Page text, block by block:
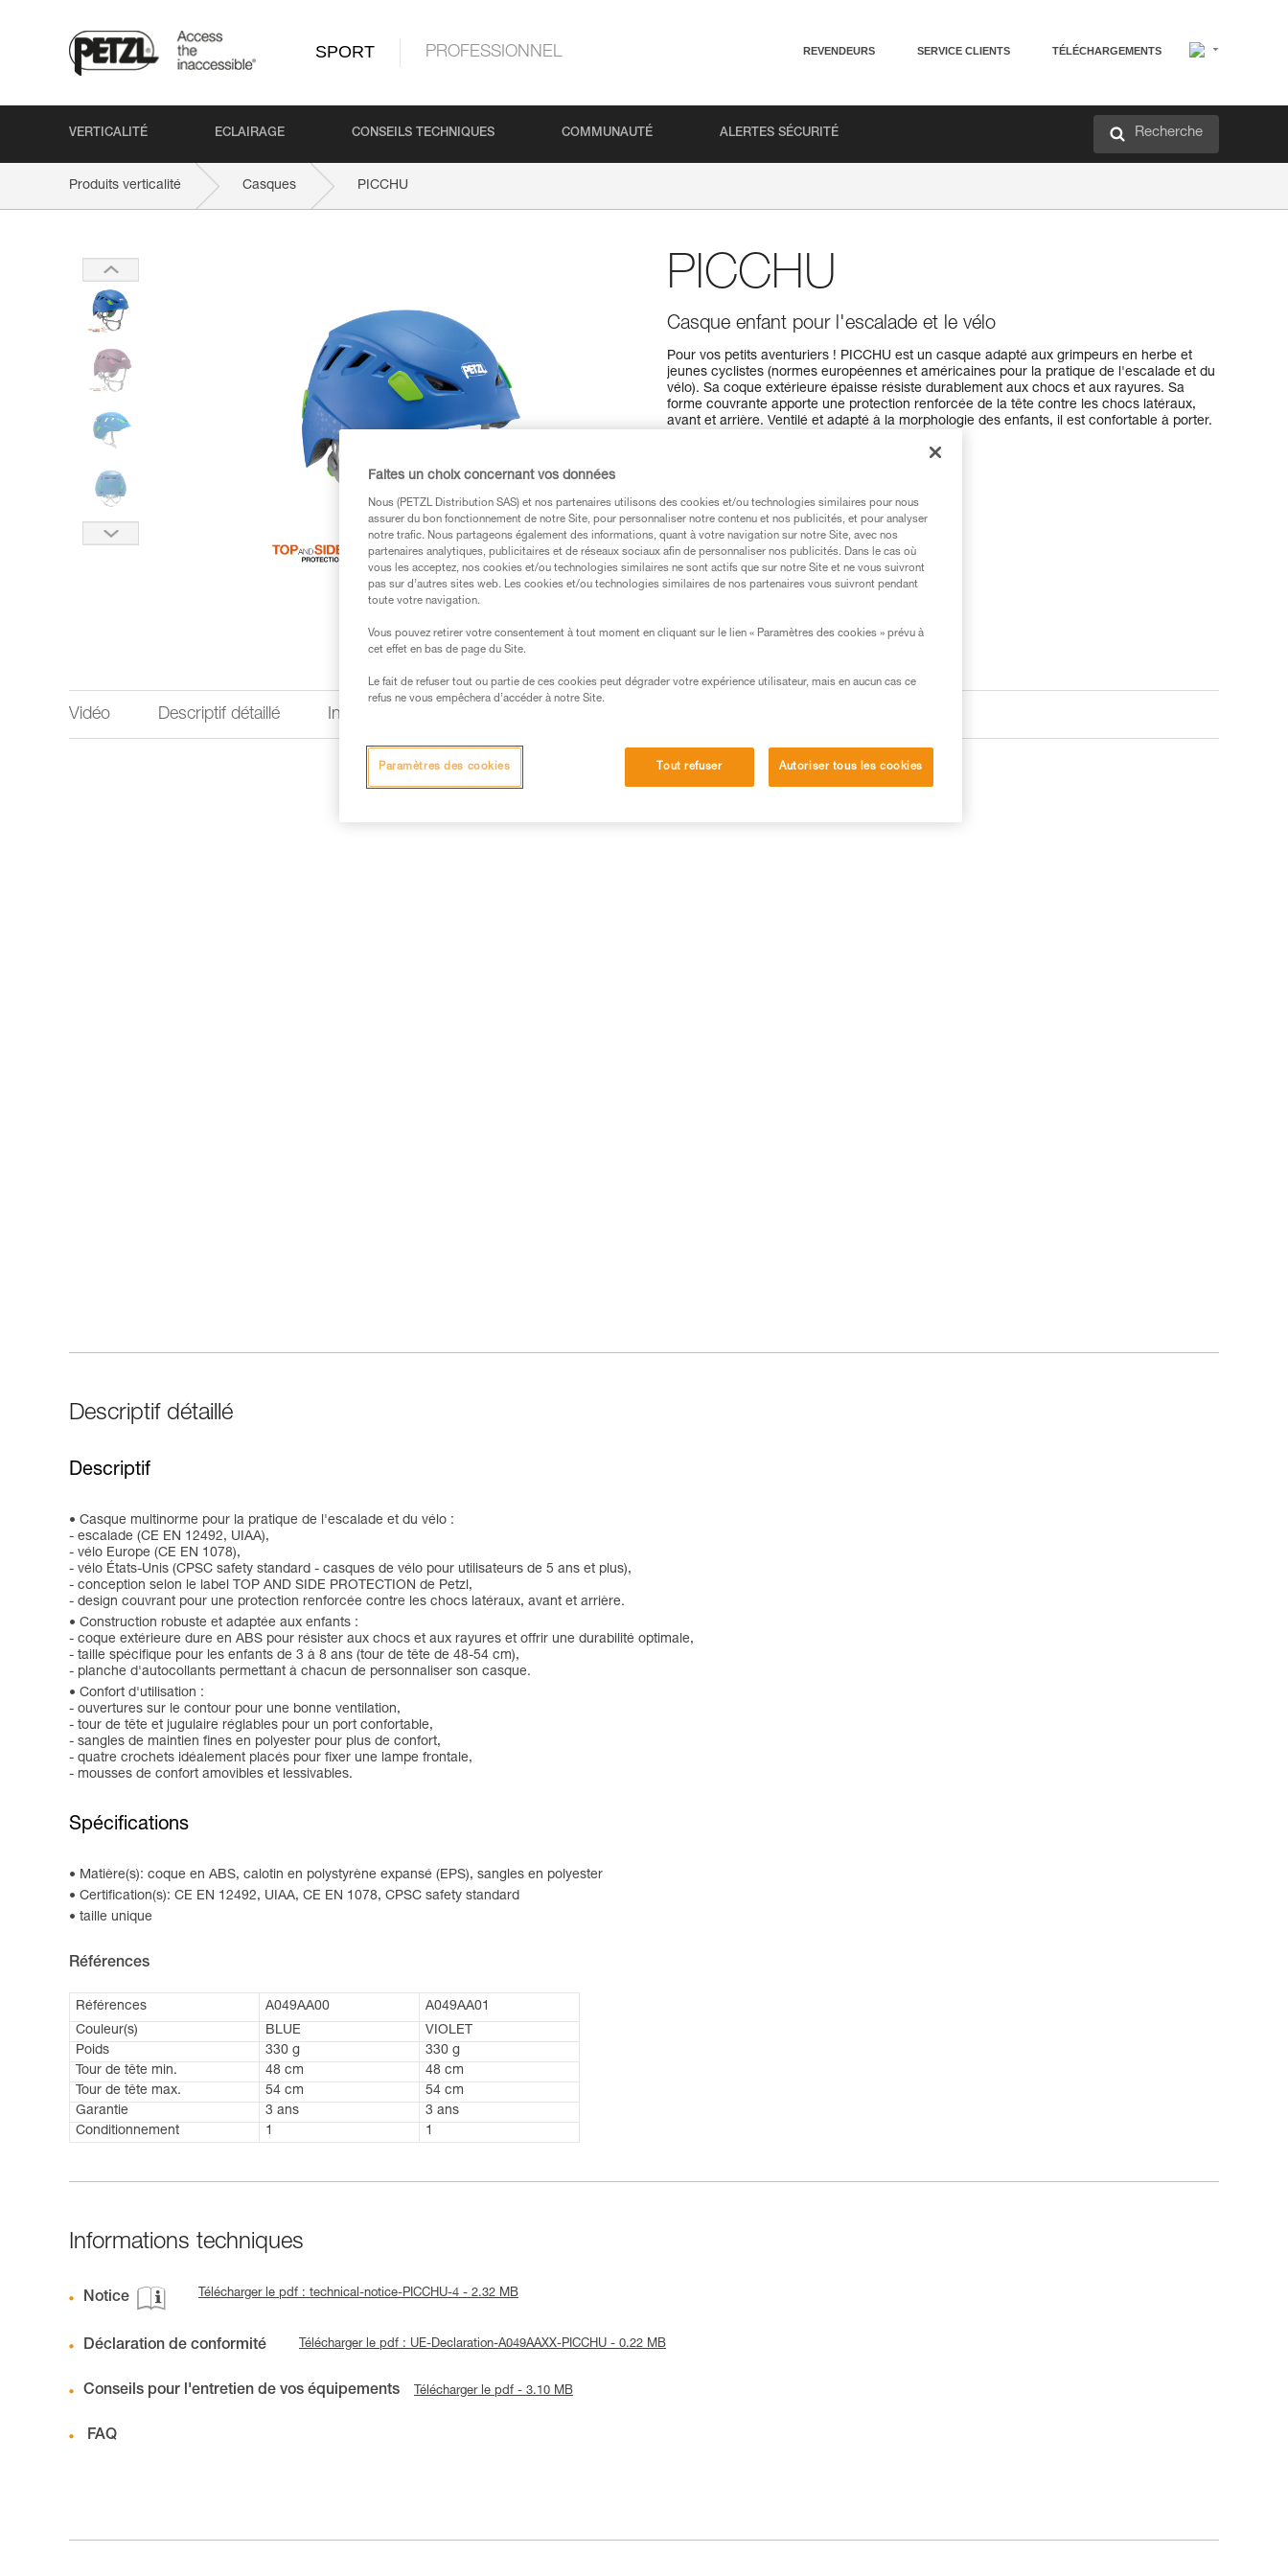
SPORT PROFESSIONNEL REVENDEURS SERVICE CLIENTS TÉLÉCHARGEMENTS
VERTICALITÉ ECLAIRAGE CONSEILS TECHNIQUES COMMUNAUTÉ ALERTES SÉCURITÉ Recherche
Produits verticalité Casques PICCHU
PICCHU
Casque enfant pour l'escalade et le vélo
Pour vos petits aventuriers ! PICCHU est un casque adapté aux grimpeurs en herbe et
jeunes cyclistes (normes européennes et américaines pour la pratique de l'escalade et du
vélo). Sa coque extérieure épaisse résiste durablement aux chocs et aux rayures. Sa
forme couvrante apporte une protection renforcée de la tête contre les chocs latéraux,
avant et arrière. Ventilé et adapté à la morphologie des enfants, il est confortable à porter.
Vidéo Descriptif détaillé Informations techniques
Descriptif détaillé
Descriptif
Casque multinorme pour la pratique de l'escalade et du vélo :
- escalade (CE EN 12492, UIAA),
- vélo Europe (CE EN 1078),
- vélo États-Unis (CPSC safety standard - casques de vélo pour utilisateurs de 5 ans et plus),
- conception selon le label TOP AND SIDE PROTECTION de Petzl,
- design couvrant pour une protection renforcée contre les chocs latéraux, avant et arrière.
Construction robuste et adaptée aux enfants :
- coque extérieure dure en ABS pour résister aux chocs et aux rayures et offrir une durabilité optimale,
- taille spécifique pour les enfants de 3 à 8 ans (tour de tête de 48-54 cm),
- planche d'autocollants permettant à chacun de personnaliser son casque.
Confort d'utilisation :
- ouvertures sur le contour pour une bonne ventilation,
- tour de tête et jugulaire réglables pour un port confortable,
- sangles de maintien fines en polyester pour plus de confort,
- quatre crochets idéalement placés pour fixer une lampe frontale,
- mousses de confort amovibles et lessivables.
Spécifications
Matière(s): coque en ABS, calotin en polystyrène expansé (EPS), sangles en polyester
Certification(s): CE EN 12492, UIAA, CE EN 1078, CPSC safety standard
taille unique
Références
Références A049AA00
A049AA01
Couleur(s)
BLUE
VIOLET
Poids
330 g
330 g
Tour de tête min.
48 cm
48 cm
Tour de tête max.
54 cm
54 cm
Garantie
3 ans
3 ans
Conditionnement
1 1
Informations techniques
Notice Télécharger le pdf : technical-notice-PICCHU-4 - 2.32 MB
Déclaration de conformité Télécharger le pdf : UE-Declaration-A049AAXX-PICCHU - 0.22 MB
Conseils pour l'entretien de vos équipements Télécharger le pdf - 3.10 MB
FAQ
Faites un choix concernant vos données
Nous (PETZL Distribution SAS) et nos partenaires utilisons des cookies et/ou technologies similaires pour nous
assurer du bon fonctionnement de notre Site, pour personnaliser notre contenu et nos publicités, et pour analyser
notre trafic. Nous partageons également des informations, quant à votre navigation sur notre Site, avec nos
partenaires analytiques, publicitaires et de réseaux sociaux afin de personnaliser nos publicités. Dans le cas où
vous les acceptez, nos cookies et/ou technologies similaires ne sont actifs que sur notre Site et ne vous suivront
pas sur d’autres sites web. Les cookies et/ou technologies similaires de nos partenaires vous suivront pendant
toute votre navigation.
Vous pouvez retirer votre consentement à tout moment en cliquant sur le lien « Paramètres des cookies » prévu à
cet effet en bas de page du Site.
Le fait de refuser tout ou partie de ces cookies peut dégrader votre expérience utilisateur, mais en aucun cas ce
refus ne vous empêchera d’accéder à notre Site.
Tout refuser Autoriser tous les cookies
Paramètres des cookies